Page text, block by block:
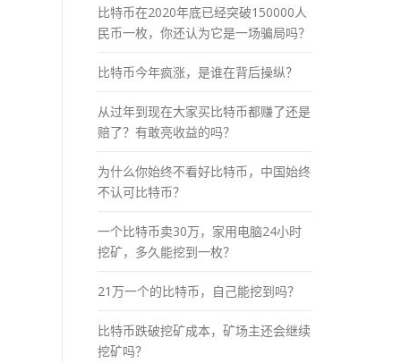
比特币在2020年底已经突破150000人
民币一枚，你还认为它是一场骗局吗？
比特币今年疯涨，是谁在背后操纵？
从过年到现在大家买比特币都赚了还是
赔了？有敢亮收益的吗？
为什么你始终不看好比特币，中国始终
不认可比特币？
一个比特币卖30万，家用电脑24小时
挖矿，多久能挖到一枚？
21万一个的比特币，自己能挖到吗？
比特币跌破挖矿成本，矿场主还会继续
挖矿吗？